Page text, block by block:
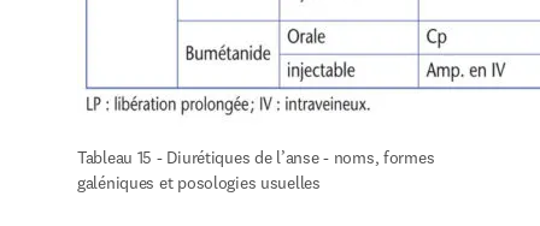
Tableau 15 - Diurétiques de l’anse - noms, formes
galéniques et posologies usuelles